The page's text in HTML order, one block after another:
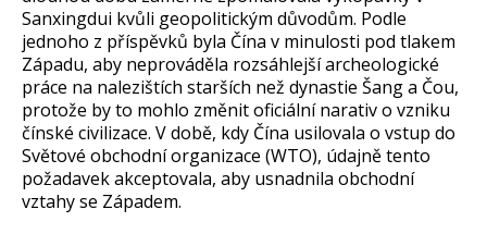
Sanxingdui kvůli geopolitickým důvodům. Podle
jednoho z příspěvků byla Čína v minulosti pod tlakem
Západu, aby neprováděla rozsáhlejší archeologické
práce na nalezištích starších než dynastie Šang a Čou,
protože by to mohlo změnit oficiální narativ o vzniku
čínské civilizace. V době, kdy Čína usilovala o vstup do
Světové obchodní organizace (WTO), údajně tento
požadavek akceptovala, aby usnadnila obchodní
vztahy se Západem.